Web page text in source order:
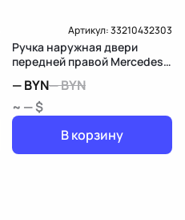
Артикул:33210432303
Ручка наружная двери
передней правой Mercedes-
—BYN—BYN
~ — $
В корзину